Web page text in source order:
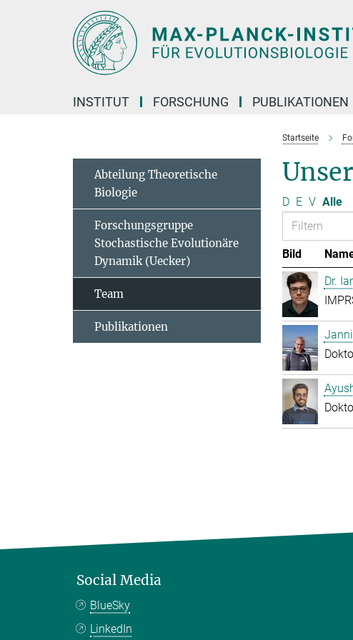
INSTITUT FORSCHUNG PUBLIKATIONEN
Startseite
D E V Alle
Bild
Dr.
Abteilung Theoretische
Biologie
Forschungsgruppe
Stochastische Evolutionäre
Dynamik (Uecker)
Team
Publikationen
Social Media
BlueSky
LinkedIn